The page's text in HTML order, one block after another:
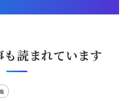
も読まれています